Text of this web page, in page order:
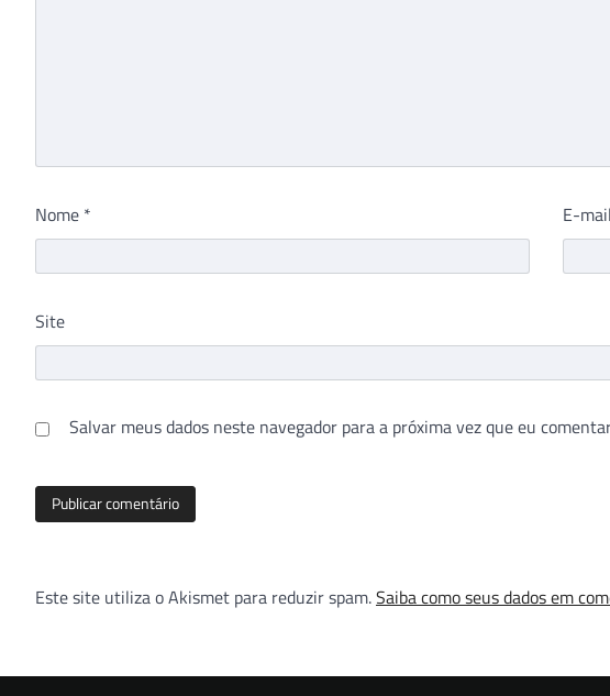
Nome * E-mail
Site
Salvar meus dados neste navegador para a próxima vez que eu
Este site utiliza o Akismet para reduzir spam.Saiba como seus dados em